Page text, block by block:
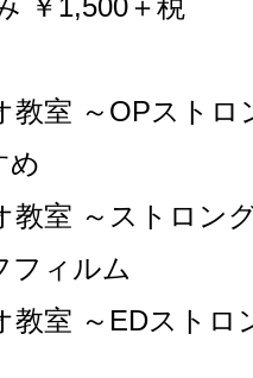
￥ 1,500＋税
教室 ～ OPストロ
め
教室 ～ストロン
フィルム
教室 ～ EDストロ